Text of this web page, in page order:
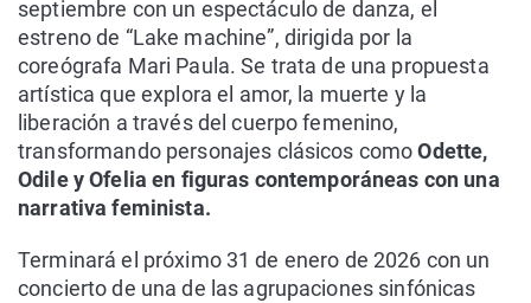
septiembre con un espectáculo de danza, el
estreno de “Lake machine”, dirigida por la
coreógrafa Mari Paula. Se trata de una propuesta
artística que explora el amor, la muerte y la
liberación a través del cuerpo femenino,
transformando personajes clásicos comoOdette,
Odile y Ofelia en figuras contemporáneas con una
narrativa feminista.
Terminará el próximo 31 de enero de 2026 con un
concierto de una de las agrupaciones sinfónicas